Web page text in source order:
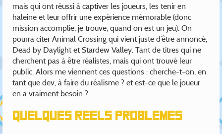
mais qui ont réussi à captiver les joueurs, les tenir en
haleine et leur offrir une expérience mémorable (donc
mission accomplie, je trouve, quand on est un jeu). On
pourra citer Animal Crossing qui vient juste d’être annoncé,
Dead by Daylight et Stardew Valley. Tant de titres qui ne
cherchent pas à être réalistes, mais qui ont trouvé leur
public. Alors me viennent ces questions : cherche-t-on, en
tant que dev, à faire du réalisme ? et est-ce que le joueur
en a vraiment besoin ?
Quelques réels problèmes